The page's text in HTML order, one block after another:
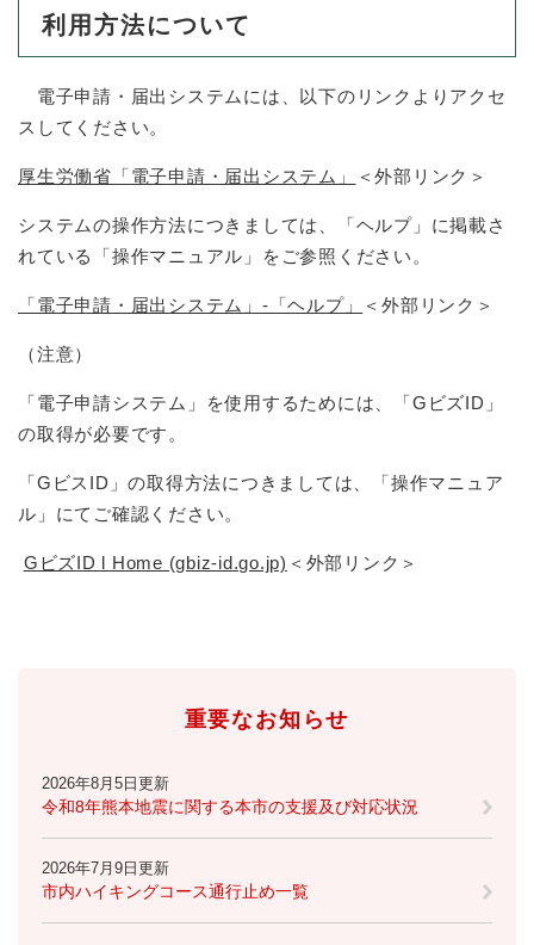
利用方法について
電子申請・届出システムには、以下のリンクよりアクセ
スしてください。
厚生労働省「電子申請・届出システム」 ＜外部リンク＞
システムの操作方法につきましては、「ヘルプ」に掲載さ
れている「操作マニュアル」をご参照ください。
「電子申請・届出システム」‐「ヘルプ」 ＜外部リンク＞
（注意）
「電子申請システム」を使用するためには、「GビズID」
の取得が必要です。
「GビスID」の取得方法につきましては、「操作マニュア
ル」にてご確認ください。
GビズID l Home (gbiz-id.go.jp) ＜外部リンク＞
重要なお知らせ
2026年8月5日更新
令和8年熊本地震に関する本市の支援及び対応状況
2026年7月9日更新
市内ハイキングコース通行止め一覧